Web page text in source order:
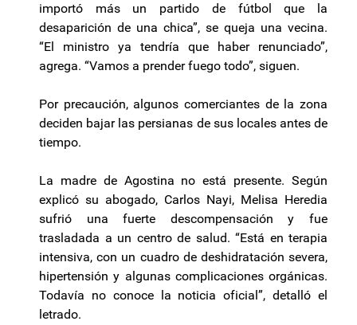
importó más un partido de fútbol que la
desaparición de una chica”, se queja una vecina.
“El ministro ya tendría que haber renunciado”,
agrega. “Vamos a prender fuego todo”, siguen.
Por precaución, algunos comerciantes de la zona
deciden bajar las persianas de sus locales antes de
tiempo.
La madre de Agostina no está presente. Según
explicó su abogado, Carlos Nayi, Melisa Heredia
sufrió una fuerte descompensación y fue
trasladada a un centro de salud. “Está en terapia
intensiva, con un cuadro de deshidratación severa,
hipertensión y algunas complicaciones orgánicas.
Todavía no conoce la noticia oficial”, detalló el
letrado.